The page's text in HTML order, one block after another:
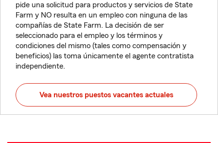
pide una solicitud para productos y servicios de State
Farm y NO resulta en un empleo con ninguna de las
compañías de State Farm. La decisión de ser
seleccionado para el empleo y los términos y
condiciones del mismo (tales como compensación y
beneficios) las toma únicamente el agente contratista
independiente.
Vea nuestros puestos vacantes actuales